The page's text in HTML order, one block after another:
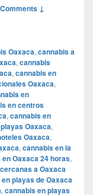
↓
Oaxaca, cannabis a
, cannabis
, cannabis en
Oaxaca,
en
en centros
, cannabis en
Oaxaca,
Oaxaca,
, cannabis en la
Oaxaca 24 horas,
a Oaxaca
playas de Oaxaca
, cannabis en playas